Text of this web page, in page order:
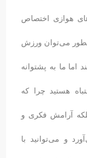
هوازی اختصاص
می‌توان ورزش
ما به پشتوانه
هستید چرا که
آرامش فکری و
و می‌توانید با